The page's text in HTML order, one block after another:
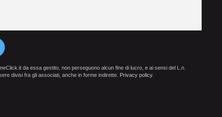
da essa gestito, non perseguono alcun fine di lucro, e ai sensi del L.n.
divisi fra gli associati, anche in forme indirette. Privacy policy.